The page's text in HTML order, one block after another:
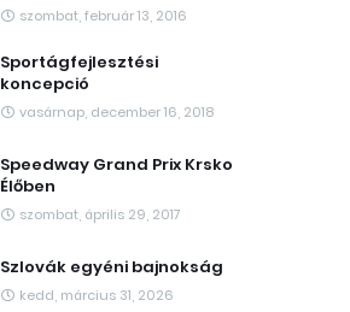
szombat, február 13, 2016
Sportágfejlesztési
koncepció
vasárnap, december 16, 2018
Speedway Grand Prix Krsko
Élőben
szombat, április 29, 2017
Szlovák egyéni bajnokság
kedd, március 31, 2026